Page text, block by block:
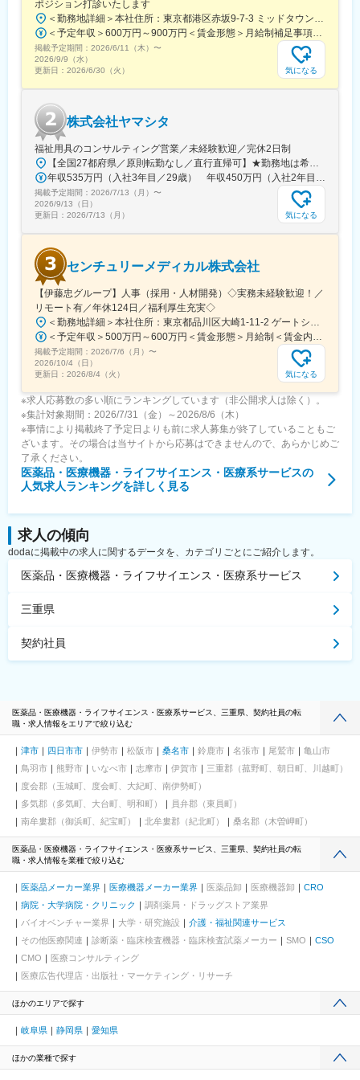
・ノルマを引いて20～30台販売すると1クール200～300万円のイ
ンセンティブを獲得できます。そちらを3クール続けることで
1000万円を目指すことが可能です！※現在、営業職30名中、3、4
名いらっしゃいます。
∟毎日会場に足を運んで頂くお客様の10％の方にご購入頂いてお
・下記を達成するとインセンティブが数万円～10万円ほど発生し
ます。
◎自己新記録賞（自身の販売台数を超える）
◎チーム賞（チームでノルマを超える）
◎年間の売上トップ3
◎集客数（1日あたり330名）
■モデル年収・キャリアパス：
／月＋インセンが2％アップします。
変更の範囲：会社の定める業務
ポジション打診いたします
＜勤務地詳細＞本社住所：東京都港区赤坂9-7-3 ミッドタウン・ウェスト勤務地最寄駅：東京メトロ日比谷線／都営大江戸線／六本木駅受動喫煙対策：敷地内全面禁煙変更の範囲：会社の定める事業所（リモートワーク含む）
＜予定年収＞600万円～900万円＜賃金形態＞月給制補足事項なし＜賃金内訳＞月額（基本給）：300,000円～500,000円＜月給＞300,000円～500,000円＜昇給有無＞有＜残業手当＞有賃金はあくまでも目安の金額であり、選考を通じて上下する可能性があります。月給(月額)は固定手当を含めた表記です。
掲載予定期間： 2026/6/11（木） 〜
2026/9/9（水）
更新日： 2026/6/30（火） 気になる
株式会社ヤマシタ
福祉用具のコンサルティング営業／未経験歓迎／完休2日制
【全国27都府県／原則転勤なし／直行直帰可】★勤務地は希望を考慮★拠点により車通勤OK※充足状況により、ご希望の勤務地での募集が終了している場合があります。※転居を伴う転勤の有無は、半年ごとに希望を伺い、選択いただけます。■東北■・宮城県（仙台市）■関東■・東京都（東京23区など）・神奈川県（横浜市など）・埼玉県（さいたま市など）・千葉県（千葉市など）・茨城県（水戸市）・栃木県（宇都宮市／足利市）・群馬県（前橋市）■東海■・愛知県（名古屋市／豊田市／豊橋市／小牧市）・静岡県（静岡市／浜松市／沼津市／焼津市／富士市）・岐阜県（岐阜市）・三重県（四日市市）■信越・北陸■・長野県（長野市）・山梨県（甲府市）・石川県（金沢市）・富山県（富山市）・福井県（福井市）■関西■・大阪府・兵庫県（神戸市／尼崎市／姫路市）・京都府（京都市）・奈良県（奈良市／天理市）・滋賀県（大津市／彦根市）・和歌山県（和歌山市／田辺市）■中国■・広島県（広島市）・岡山県（岡山市）■四国■・香川県（高松市）■九州■・福岡県（福岡市）
年収535万円（入社3年目／29歳） 年収450万円（入社2年目／26歳）
掲載予定期間： 2026/7/13（月） 〜
2026/9/13（日）
更新日： 2026/7/13（月） 気になる
センチュリーメディカル株式会社
【伊藤忠グループ】人事（採用・人材開発）◇実務未経験歓迎！／
リモート有／年休124日／福利厚生充実◇
＜勤務地詳細＞本社住所：東京都品川区大崎1-11-2 ゲートシティ大崎イーストタワー22Ｆ勤務地最寄駅：JR山手線／大崎駅受動喫煙対策：屋内全面禁煙変更の範囲：会社の定める事業所（リモートワーク含む）
＜予定年収＞500万円～600万円＜賃金形態＞月給制＜賃金内訳＞月額（基本給）：300,000円～350,000円＜月給＞300,000円～350,000円＜昇給有無＞有＜残業手当＞有＜給与補足＞上記年収は、あくまで目安であり、前職・経験を考慮し検討させて頂きます。■昇給：あり■賞与：あり※会社業績と個人業績に応じて算定されます。賃金はあくまでも目安の金額であり、選考を通じて上下する可能性があります。月給(月額)は固定手当を含めた表記です。
掲載予定期間： 2026/7/6（月） 〜
2026/10/4（日）
更新日： 2026/8/4（火） 気になる
※求人応募数の多い順にランキングしています（非公開求人は除く）。
※集計対象期間：2026/7/31（金）～2026/8/6（木）
※事情により掲載終了予定日よりも前に求人募集が終了していることもご
ざいます。その場合は当サイトから応募はできませんので、あらかじめご
了承ください。
医薬品・医療機器・ライフサイエンス・医療系サービスの
人気求人ランキングを詳しく見る
求人の傾向
dodaに掲載中の求人に関するデータを、カテゴリごとにご紹介します。
医薬品・医療機器・ライフサイエンス・医療系サービス
三重県
契約社員
医薬品・医療機器・ライフサイエンス・医療系サービス、三重県、契約社員の転
職・求人情報をエリアで絞り込む
津市 四日市市 伊勢市 松阪市 桑名市 鈴鹿市 名張市 尾鷲市
亀山市
鳥羽市
熊野市 いなべ市 志摩市 伊賀市
三重郡（菰野町、朝日町、川越町）
度会郡（玉城町、度会町、大紀町、南伊勢町）
多気郡（多気町、大台町、明和町）
員弁郡（東員町）
南牟婁郡（御浜町、紀宝町）
北牟婁郡（紀北町） 桑名郡（木曽岬町）
医薬品・医療機器・ライフサイエンス・医療系サービス、三重県、契約社員の転
職・求人情報を業種で絞り込む
医薬品メーカー業界 医療機器メーカー業界 医薬品卸 医療機器卸
CRO
病院・大学病院・クリニック
調剤薬局・ドラッグストア業界
バイオベンチャー業界
大学・研究施設
介護・福祉関連サービス
その他医療関連
診断薬・臨床検査機器・臨床検査試薬メーカー SMO
CSO
CMO
医療コンサルティング
医療広告代理店・出版社・マーケティング・リサーチ
ほかのエリアで探す
岐阜県 静岡県 愛知県
ほかの業種で探す